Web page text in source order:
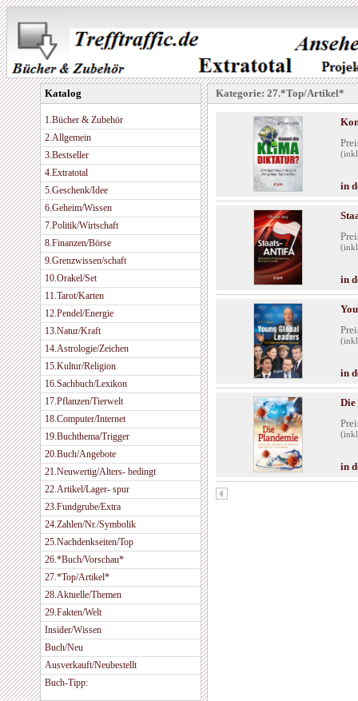
Katalog
1.Bücher & Zubehör
2.Allgemein
3.Bestseller
4.Extratotal
5.Geschenk/Idee
6.Geheim/Wissen
7.Politik/Wirtschaft
8.Finanzen/Börse
9.Grenzwissen/schaft
10.Orakel/Set
11.Tarot/Karten
12.Pendel/Energie
13.Natur/Kraft
14.Astrologie/Zeichen
15.Kultur/Religion
16.Sachbuch/Lexikon
17.Pflanzen/Tierwelt
18.Computer/Internet
19.Buchthema/Trigger
20.Buch/Angebote
21.Neuwertig/Alters- bedingt
22.Artikel/Lager- spur
23.Fundgrube/Extra
24.Zahlen/Nr./Symbolik
25.Nachdenkseiten/Top
26.*Buch/Vorschau*
27.*Top/Artikel*
28.Aktuelle/Themen
29.Fakten/Welt
Insider/Wissen
Buch/Neu
Ausverkauft/Neubestellt
Buch-Tipp:
Kategorie: 27.*Top/Artikel*
in
in
in
Die
in